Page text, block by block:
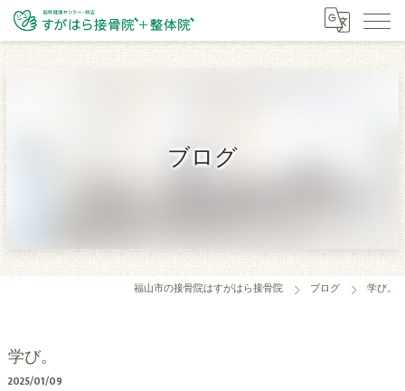
ブログ
福山市の接骨院はすがはら接骨院 ブログ 学び。
学び。
2025/01/09